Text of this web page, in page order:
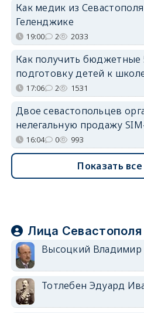
Как медик из
Геленджике
19:00 2 2033
Как получить бюджетные
подготовку детей к
17:06 2 1531
Двое севастопольцев
нелегальную продажу
16:04 0 993
Показать
Лица Севастополя
Высоцкий Владимир
Тотлебен Эдуард